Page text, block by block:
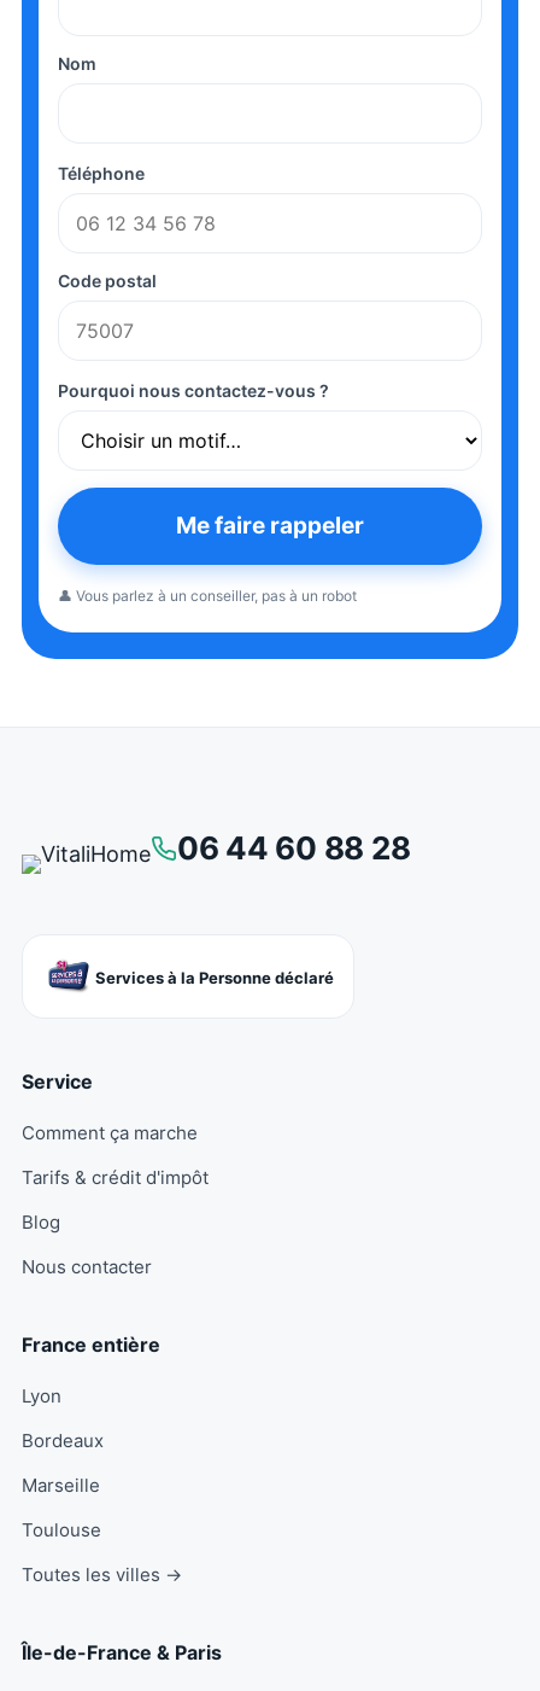
Nom
Téléphone
Code postal
Pourquoi nous contactez-vous ?
Me faire rappeler
👤 Vous parlez à un conseiller, pas à un robot
06 44 60 88 28
Services à la Personne déclaré
Service
Comment ça marche
Tarifs & crédit d'impôt
Blog
Nous contacter
France entière
Lyon
Bordeaux
Marseille
Toulouse
Toutes les villes →
Île-de-France & Paris